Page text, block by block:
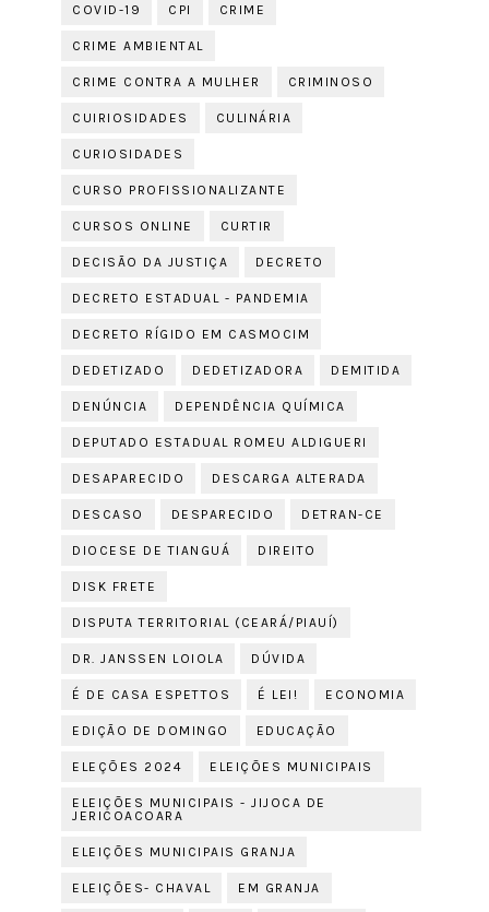
COVID-19 CPI CRIME
CRIME AMBIENTAL
CRIME CONTRA A MULHER CRIMINOSO
CUIRIOSIDADES CULINÁRIA
CURIOSIDADES
CURSO PROFISSIONALIZANTE
CURSOS ONLINE CURTIR
DECISÃO DA JUSTIÇA DECRETO
DECRETO ESTADUAL - PANDEMIA
DECRETO RÍGIDO EM CASMOCIM
DEDETIZADO DEDETIZADORA DEMITIDA
DENÚNCIA DEPENDÊNCIA QUÍMICA
DEPUTADO ESTADUAL ROMEU ALDIGUERI
DESAPARECIDO DESCARGA ALTERADA
DESCASO DESPARECIDO DETRAN-CE
DIOCESE DE TIANGUÁ DIREITO
DISK FRETE
DISPUTA TERRITORIAL (CEARÁ/PIAUÍ)
DR. JANSSEN LOIOLA DÚVIDA
É DE CASA ESPETTOS É LEI! ECONOMIA
EDIÇÃO DE DOMINGO EDUCAÇÃO
ELEÇÕES 2024 ELEIÇÕES MUNICIPAIS
ELEIÇÕES MUNICIPAIS - JIJOCA DE
JERICOACOARA
ELEIÇÕES MUNICIPAIS GRANJA
ELEIÇÕES- CHAVAL EM GRANJA